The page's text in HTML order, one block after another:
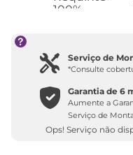
Serviço de
*Consulte
Garantia de6
Aumente a
Serviço de
Ops! Serviço não